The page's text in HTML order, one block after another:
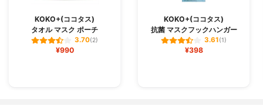
KOKO+(ココタス)
タオル マスク ポーチ
3.70(2)
¥990
KOKO+(ココタス)
抗菌 マスクフックハンガー
3.61(1)
¥398